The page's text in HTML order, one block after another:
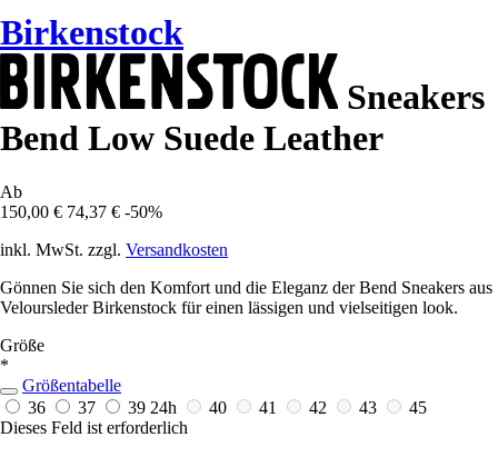
Birkenstock
Sneakers
Bend Low Suede Leather
Ab
150,00 € 74,37 € -50%
inkl. MwSt. zzgl. Versandkosten
Gönnen Sie sich den Komfort und die Eleganz der Bend Sneakers aus
Veloursleder Birkenstock für einen lässigen und vielseitigen look.
Größe
*
Größentabelle
36
37 39 24h 40 41 42 43
45
Dieses Feld ist erforderlich